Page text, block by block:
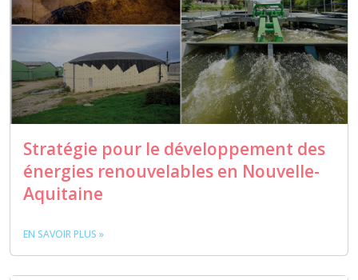
Stratégie pour le développement des
énergies renouvelables en Nouvelle-
Aquitaine
EN SAVOIR PLUS »